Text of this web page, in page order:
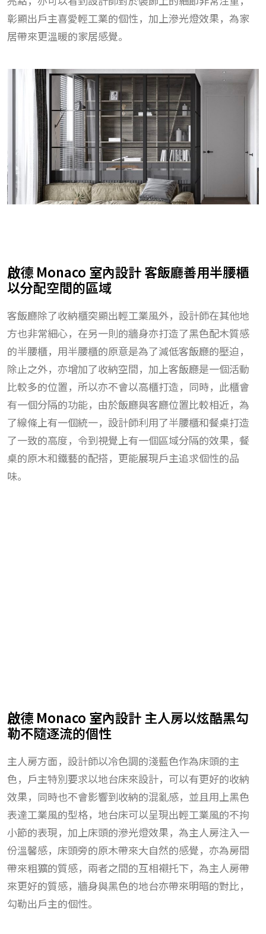
彰顯出戶主喜愛輕工業的個性，加上滲光燈效果，為家
居帶來更溫暖的家居感覺。
啟德 Monaco 室內設計 客飯廳善用半腰櫃
以分配空間的區域
客飯廳除了收納櫃突顯出輕工業風外，設計師在其他地
方也非常細心，在另一則的牆身亦打造了黑色配木質感
的半腰櫃，用半腰櫃的原意是為了減低客飯廳的壓迫，
除止之外，亦增加了收納空間，加上客飯廳是一個活動
比較多的位置，所以亦不會以高櫃打造，同時，此櫃會
有一個分隔的功能，由於飯廳與客廳位置比較相近，為
了線條上有一個統一，設計師利用了半腰櫃和餐桌打造
了一致的高度，令到視覺上有一個區域分隔的效果，餐
桌的原木和鐵藝的配搭，更能展現戶主追求個性的品
味。
啟德 Monaco 室內設計 主人房以炫酷黑勾
勒不隨逐流的個性
主人房方面，設計師以冷色調的淺藍色作為床頭的主
色，戶主特別要求以地台床來設計，可以有更好的收納
效果，同時也不會影響到收納的混亂感，並且用上黑色
表達工業風的型格，地台床可以呈現出輕工業風的不拘
小節的表現，加上床頭的滲光燈效果，為主人房注入一
份溫馨感，床頭旁的原木帶來大自然的感覺，亦為房間
帶來粗獷的質感，兩者之間的互相襯托下，為主人房帶
來更好的質感，牆身與黑色的地台亦帶來明暗的對比，
勾勒出戶主的個性。